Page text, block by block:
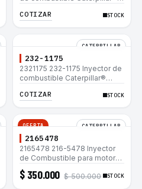
657E 631E 988F II
COTIZAR STOCK
CATERPILLAR
232-1175
2321175 232-1175 Inyector de
combustible Caterpillar®
657E 631E 988F II
COTIZAR STOCK
OFERTA CATERPILLAR
2165478
2165478 216-5478 Inyector
de Combustible para motor
Caterpillar 3044C
minicargador 236B 246B
$ 350.000 $ 500.000 STOCK